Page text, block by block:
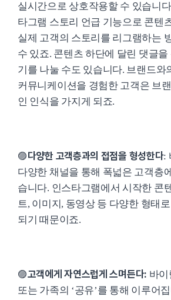
실시간으로 상호작용할 수 있습니
타그램 스토리 언급 기능으로 콘텐
실제 고객의 스토리를 리그램하는
수 있죠. 콘텐츠 하단에 달린 댓글
기를 나눌 수도 있습니다. 브랜드와
커뮤니케이션을 경험한 고객은 브
인 인식을 가지게 되죠.
🟣다양한 고객층과의 접점을 형성한다:
다양한 채널을 통해 폭넓은 고객층
습니다. 인스타그램에서 시작한 콘
트, 이미지, 동영상 등 다양한 형태
되기 때문이죠.
🟣고객에게 자연스럽게 스며든다: 바
또는 가족의 ‘공유’를 통해 이루어